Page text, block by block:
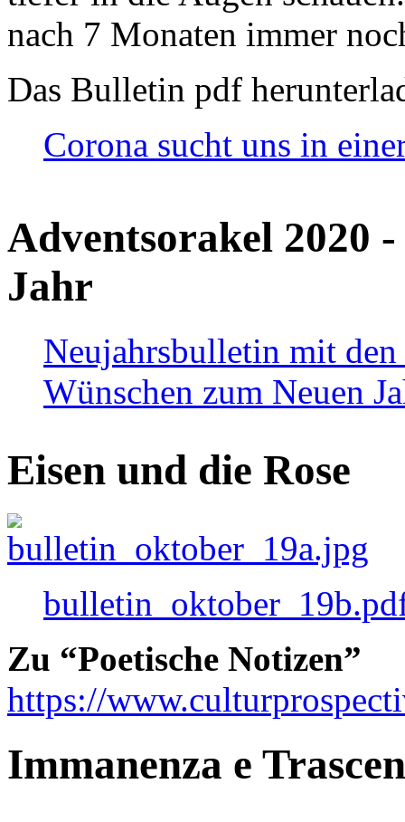
nach 7 Monaten immer
Das Bulletin pdf
Corona sucht uns in
Adventsorakel 2020
Jahr
Neujahrsbulletin mit den
Wünschen zum Neuen
Eisen und die Rose
Zu “Poetische Notizen”
https://
Immanenza e